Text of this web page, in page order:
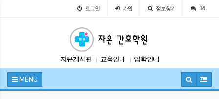
로그인 가입 정보찾기 14
자유게시판 교육안내 입학안내
시험정보
공지사항
MENU